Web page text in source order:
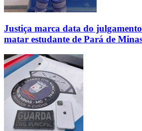
Justiça marca data do
matar estudante de Pará de